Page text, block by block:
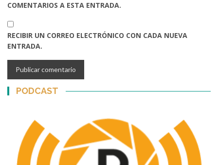
COMENTARIOS A ESTA ENTRADA.
RECIBIR UN CORREO ELECTRÓNICO CON CADA NUEVA
ENTRADA.
PODCAST